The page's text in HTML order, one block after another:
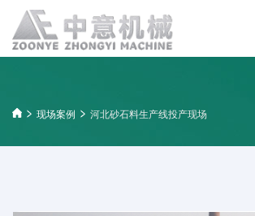
现场案例 河北砂石料生产线投产现场